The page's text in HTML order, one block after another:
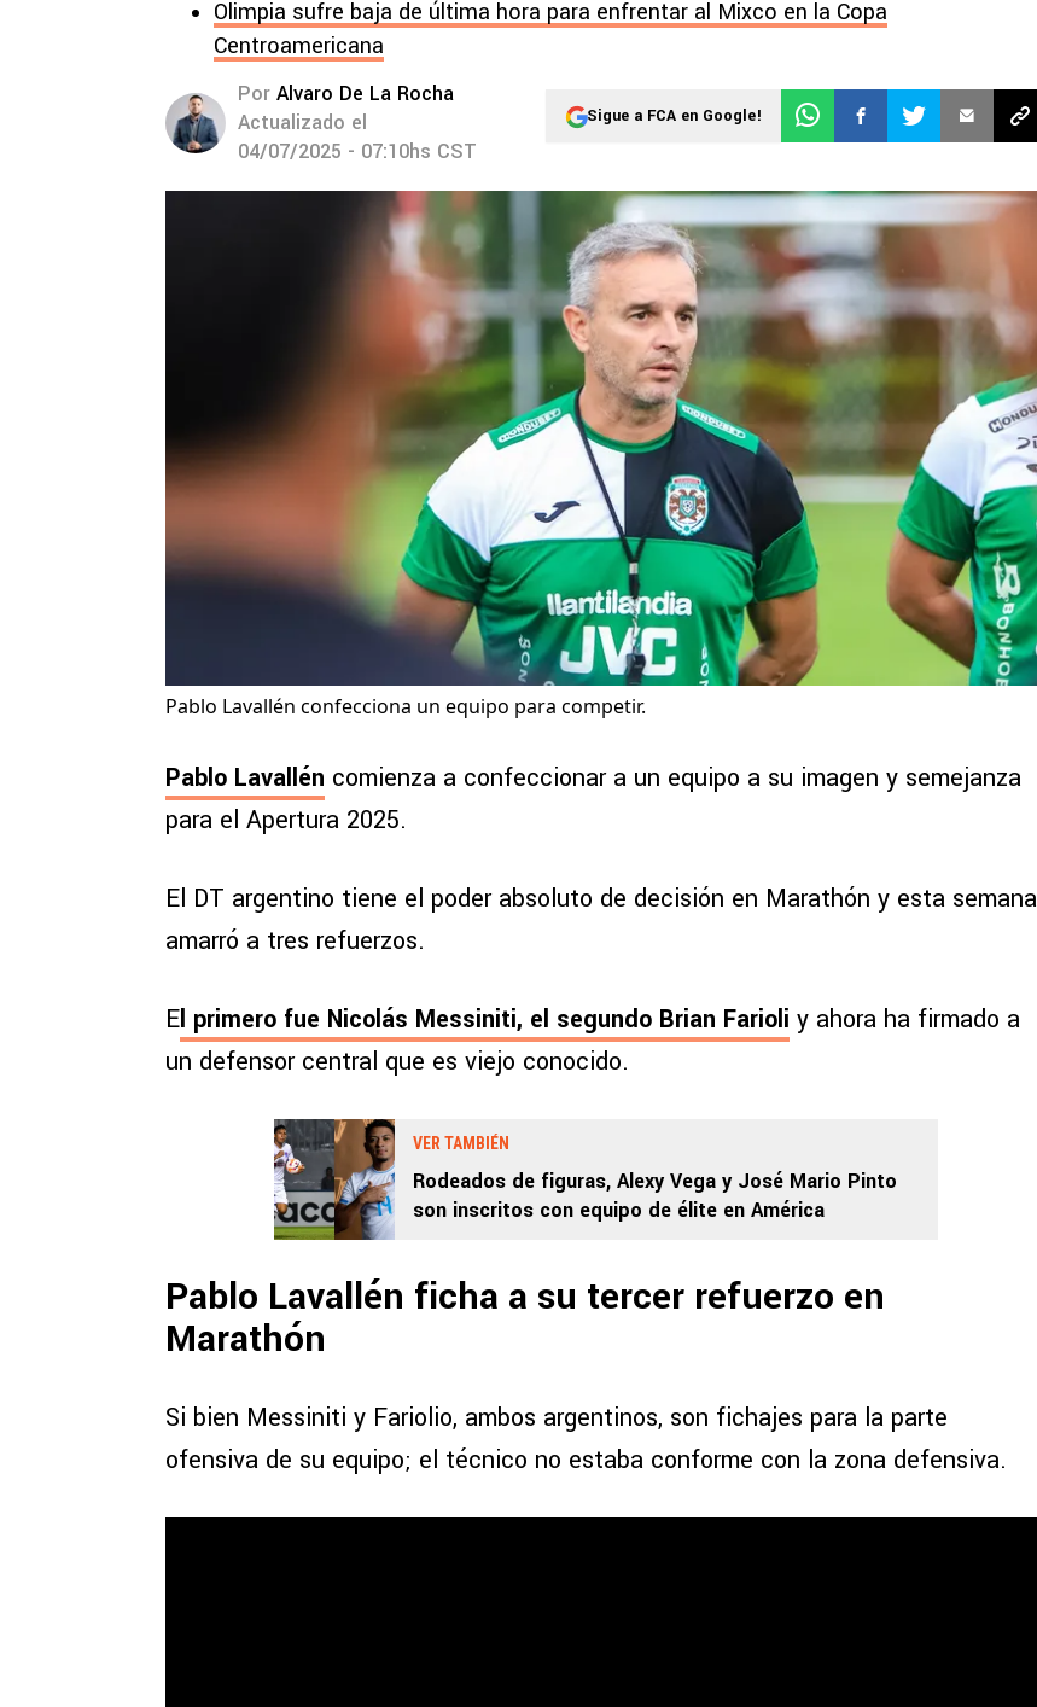
Olimpia sufre baja de última hora para enfrentar al Mixco en la Copa
Centroamericana
Por Alvaro De La Rocha
Actualizado el
04/07/2025 - 07:10hs CST
Sigue a FCA en Google!
Pablo Lavallén confecciona un equipo para competir.
Pablo Lavallén comienza a confeccionar a un equipo a su imagen y semejanza
para el Apertura 2025.
El DT argentino tiene el poder absoluto de decisión en Marathón y esta semana
amarró a tres refuerzos.
El primero fue Nicolás Messiniti, el segundo Brian Farioli y ahora ha firmado a
un defensor central que es viejo conocido.
VER TAMBIÉN
Rodeados de figuras, Alexy Vega y José Mario Pinto
son inscritos con equipo de élite en América
Pablo Lavallén ficha a su tercer refuerzo en
Marathón
Si bien Messiniti y Fariolio, ambos argentinos, son fichajes para la parte
ofensiva de su equipo; el técnico no estaba conforme con la zona defensiva.